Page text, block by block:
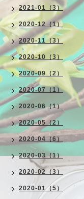
2021-01（3）
2020-12（1）
2020-11（3）
2020-10（3）
2020-09（2）
2020-07（1）
2020-06（1）
2020-05（2）
2020-04（6）
2020-03（1）
2020-02（3）
2020-01（5）